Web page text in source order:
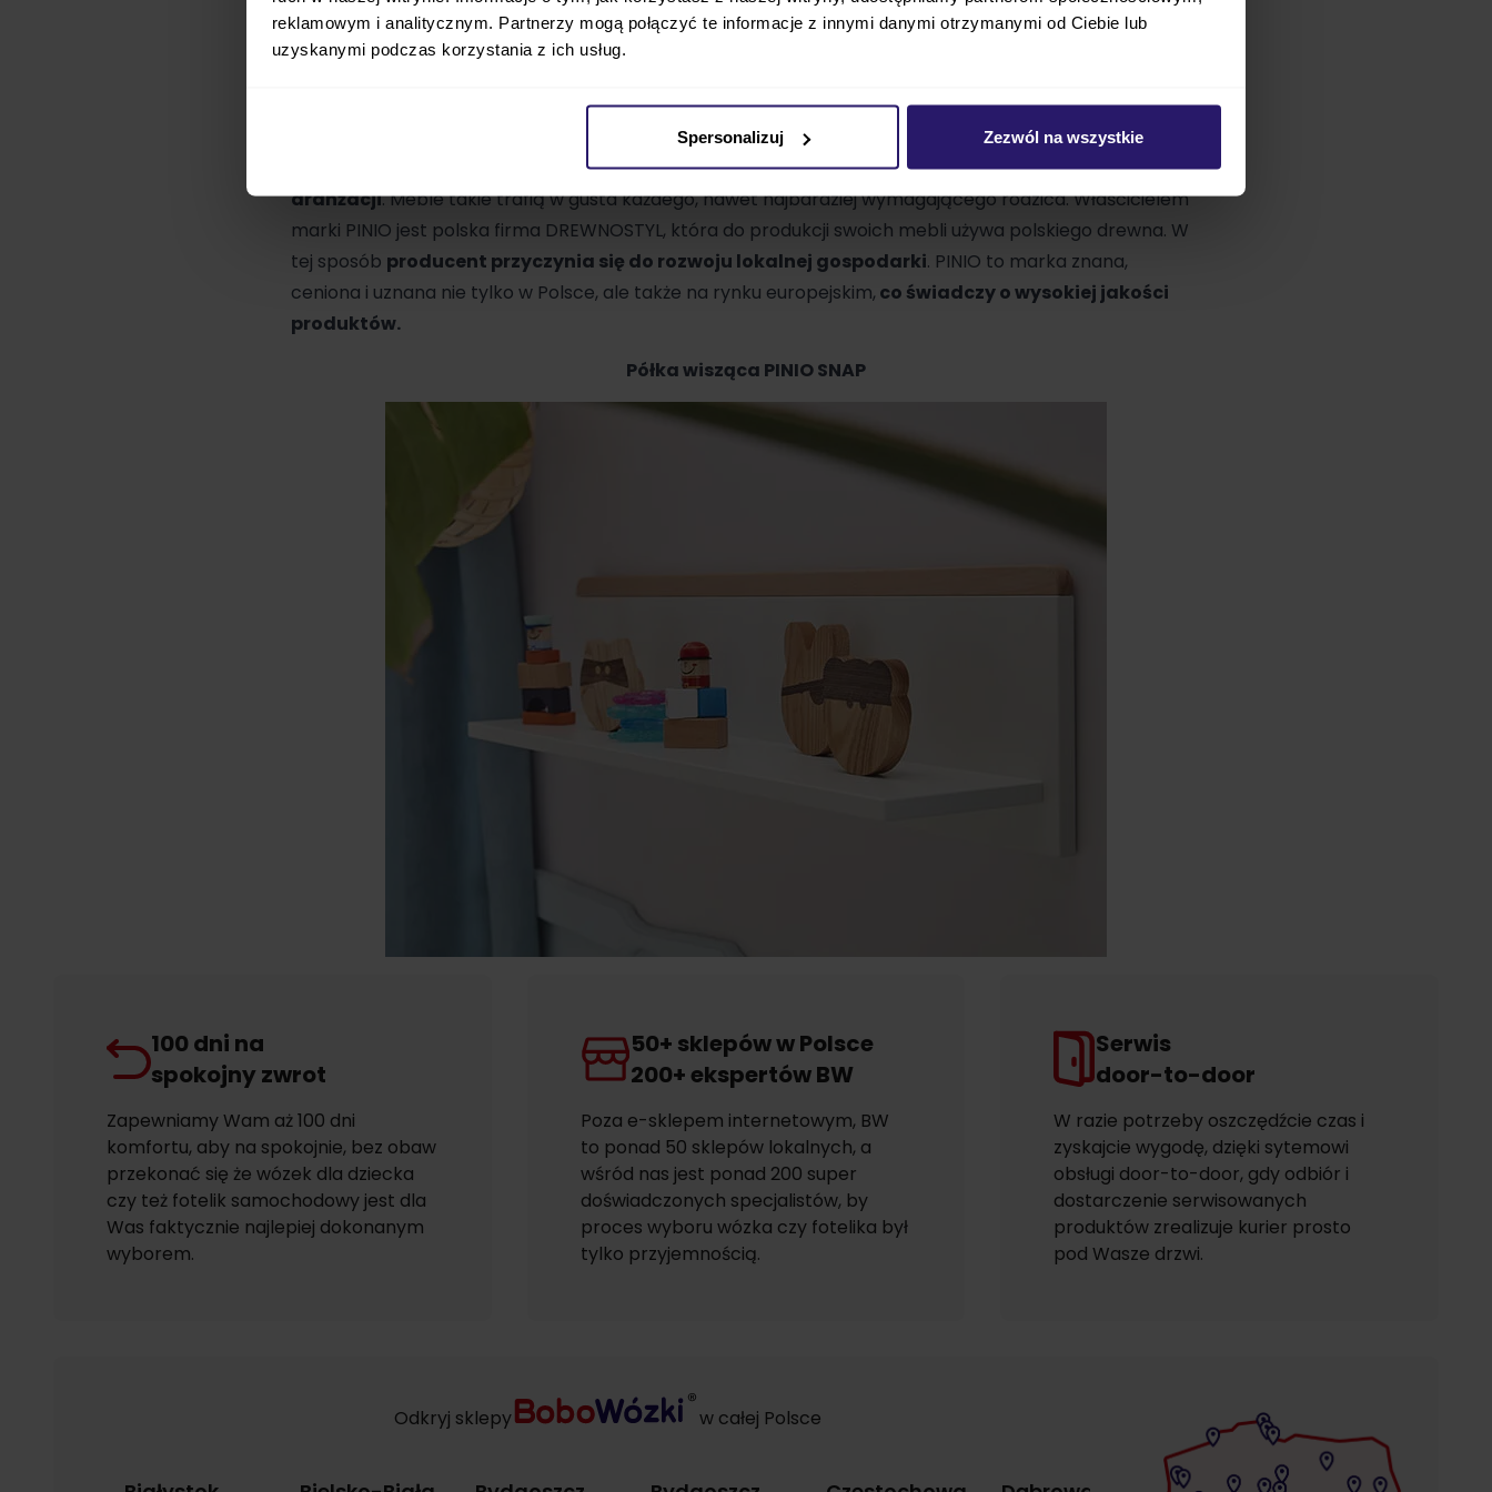
reklamowym i analitycznym. Partnerzy mogą połączyć te informacje z innymi danymi otrzymanymi od Ciebie lub
uzyskanymi podczas korzystania z ich usług.
Spersonalizuj Zezwól na wszystkie
stać książeczki, ramka ze zdjęciami, maskotka, czy zegarek z budzikiem. Dobrym pomysłem będzie
również postawienie na wiszącej półce lampki nocnej.
PINIO to gwaranacja jakości, wytrzymałości, klasyki połączonej z elementami nowoczesnej
aranżacji. Meble takie trafią w gusta każdego, nawet najbardziej wymagającego rodzica. Właścicielem
marki PINIO jest polska firma DREWNOSTYL, która do produkcji swoich mebli używa polskiego drewna. W
tej sposób producent przyczynia się do rozwoju lokalnej gospodarki. PINIO to marka znana,
ceniona i uznana nie tylko w Polsce, ale także na rynku europejskim, co świadczy o wysokiej jakości
produktów.
Półka wisząca PINIO SNAP
100 dni na
spokojny zwrot
Zapewniamy Wam aż 100 dni
komfortu, aby na spokojnie, bez obaw
przekonać się że wózek dla dziecka
czy też fotelik samochodowy jest dla
Was faktycznie najlepiej dokonanym
wyborem.
50+ sklepów w Polsce
200+ ekspertów BW
Poza e-sklepem internetowym, BW
to ponad 50 sklepów lokalnych, a
wśród nas jest ponad 200 super
doświadczonych specjalistów, by
proces wyboru wózka czy fotelika był
tylko przyjemnością.
Serwis
door-to-door
W razie potrzeby oszczędźcie czas i
zyskajcie wygodę, dzięki sytemowi
obsługi door-to-door, gdy odbiór i
dostarczenie serwisowanych
produktów zrealizuje kurier prosto
pod Wasze drzwi.
Odkryj sklepy w całej Polsce